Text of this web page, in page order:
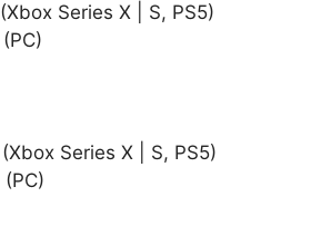
Series X | S, PS5)
Series X | S, PS5)